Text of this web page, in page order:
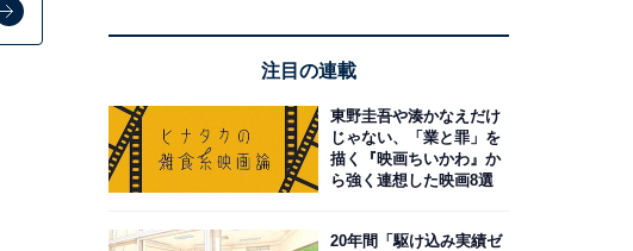
注目の連載
東野圭吾や湊かなえだけ
じゃない、「業と罪」を
描く『映画ちいかわ』か
ら強く連想した映画8選
20年間「駆け込み実績ゼ